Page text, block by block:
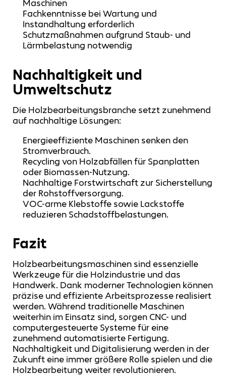
Maschinen
Fachkenntnisse bei Wartung und
Instandhaltung erforderlich
Schutzmaßnahmen aufgrund Staub- und
Lärmbelastung notwendig
Nachhaltigkeit und
Umweltschutz
Die Holzbearbeitungsbranche setzt zunehmend
auf nachhaltige Lösungen:
Energieeffiziente Maschinen senken den
Stromverbrauch.
Recycling von Holzabfällen für Spanplatten
oder Biomassen-Nutzung.
Nachhaltige Forstwirtschaft zur Sicherstellung
der Rohstoffversorgung.
VOC-arme Klebstoffe sowie Lackstoffe
reduzieren Schadstoffbelastungen.
Fazit
Holzbearbeitungsmaschinen sind essenzielle
Werkzeuge für die Holzindustrie und das
Handwerk. Dank moderner Technologien können
präzise und effiziente Arbeitsprozesse realisiert
werden. Während traditionelle Maschinen
weiterhin im Einsatz sind, sorgen CNC- und
computergesteuerte Systeme für eine
zunehmend automatisierte Fertigung.
Nachhaltigkeit und Digitalisierung werden in der
Zukunft eine immer größere Rolle spielen und die
Holzbearbeitung weiter revolutionieren.